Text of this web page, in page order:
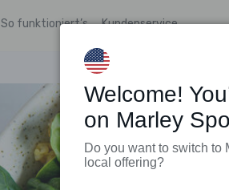
So funktioniert’s Kundenservice
Welcome!
on Marley
Do you want to switch to
local offering?